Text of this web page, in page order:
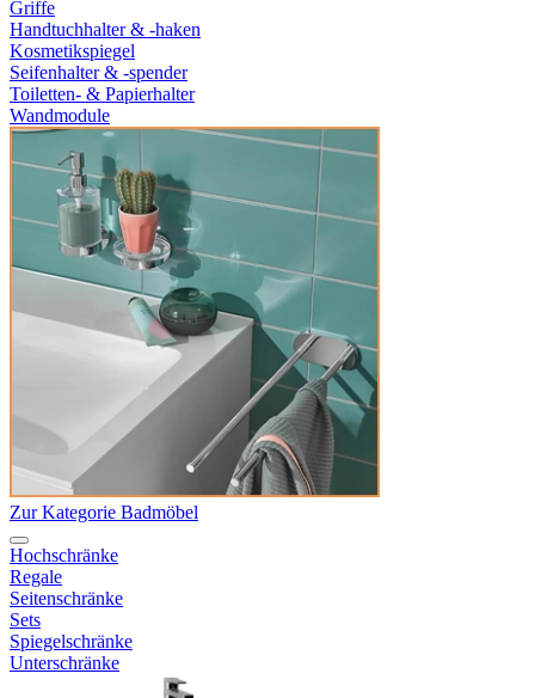
Griffe
Handtuchhalter & -haken
Kosmetikspiegel
Seifenhalter & -spender
Toiletten- & Papierhalter
Wandmodule
Zur Kategorie Badmöbel
Hochschränke
Regale
Seitenschränke
Sets
Spiegelschränke
Unterschränke